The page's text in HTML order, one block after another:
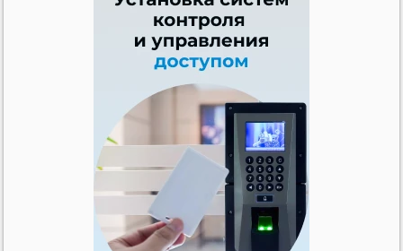
KZT
Продажа: Квартира
(Петропавловск)
Комнат: 2; Этаж: 1/2